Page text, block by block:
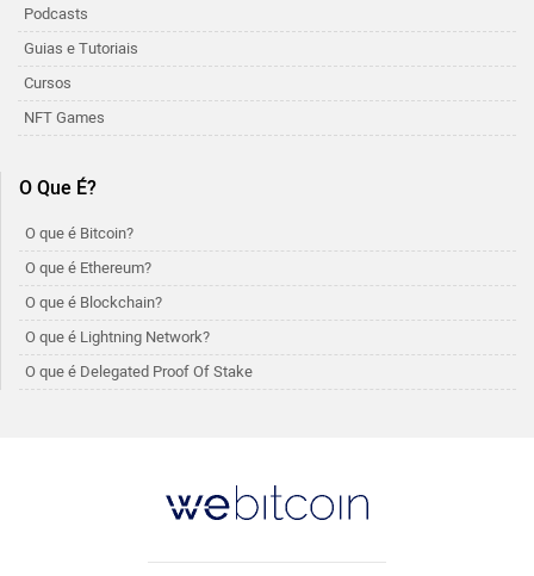
Podcasts
Guias e Tutoriais
Cursos
NFT Games
O Que É?
O que é Bitcoin?
O que é Ethereum?
O que é Blockchain?
O que é Lightning Network?
O que é Delegated Proof Of Stake